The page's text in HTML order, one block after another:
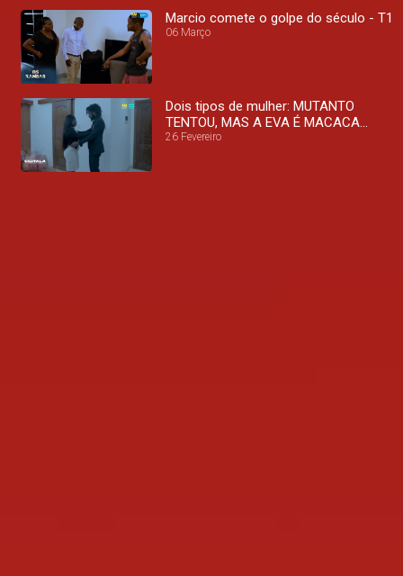
Marcio comete o golpe do século - T1
06 Março
Dois tipos de mulher: MUTANTO
TENTOU, MAS A EVA É MACACA
VELHA! - T1
26 Fevereiro